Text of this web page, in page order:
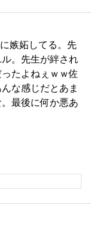
嫉妬してる。先
。先生が絆され
たよねぇｗｗ佐
な感じだとあま
最後に何か悪あ